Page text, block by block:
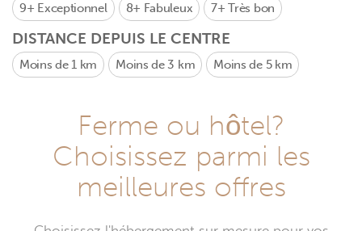
9+ Exceptionnel 8+ Fabuleux 7+Très bon
DISTANCE DEPUIS LE CENTRE
Moins de 1 km Moins de 3 km Moins de 5 km
Ferme ou hôtel?
Choisissez parmi les
meilleures offres